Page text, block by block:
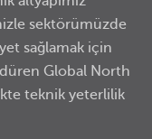
sektörümüzde
sağlamak için
Global North
teknik yeterlilik